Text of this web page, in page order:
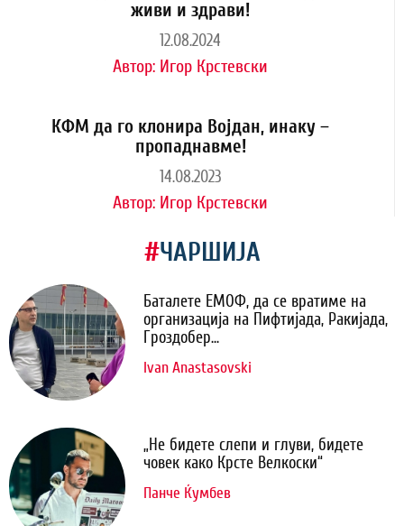
живи и здрави!
12.08.2024
Автор: Игор Крстевски
КФМ да го клонира Војдан, инаку –
пропаднавме!
14.08.2023
Автор: Игор Крстевски
#ЧАРШИЈА
Баталете ЕМОФ, да се вратиме на
организација на Пифтијада, Ракијада,
Гроздобер...
Ivan Anastasovski
„Не бидете слепи и глуви, бидете
човек како Крсте Велкоски“
Панче Ќумбев